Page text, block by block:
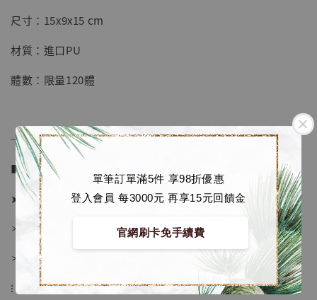
單筆訂單滿5件 享98折優惠
登入會員 每3000元 再享15元回饋金
官網刷卡免手續費
NT$ 4,280
NT$ 5,580
尺寸：15x9x15 cm
材質：進口PU
體數：限量120體
──────────────
■ 販售資訊 (NT$)：
➤ 價格 2180元 (訂金1280)
＊ 國際運費另計
＊ 刷卡免手續費
⁝